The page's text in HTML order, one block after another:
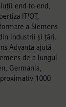
end-to-end,
IT/OT,
a Siemens
industrii și țări.
Advanta ajută
de-a lungul
Germania,
1000